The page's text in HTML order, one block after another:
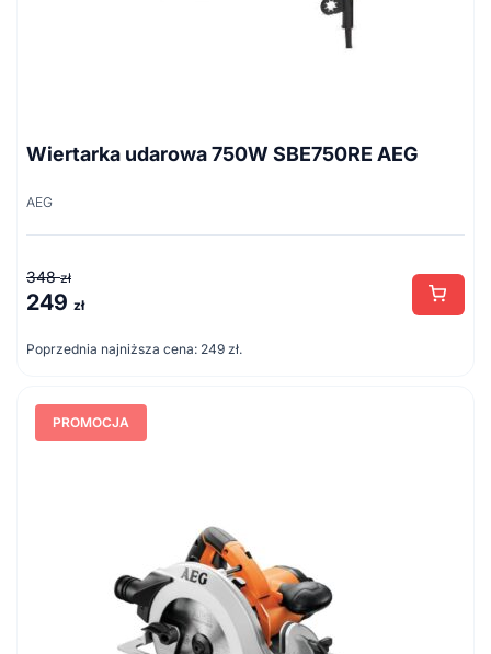
Wiertarka udarowa 750W SBE750RE AEG
AEG
348zł
Pierwotna
wynosiła:
249 zł
Aktualna
wynosi:
Poprzednia najniższa cena: 249 zł.
PROMOCJA